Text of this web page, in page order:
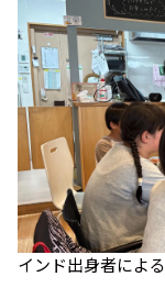
インド出身者によ